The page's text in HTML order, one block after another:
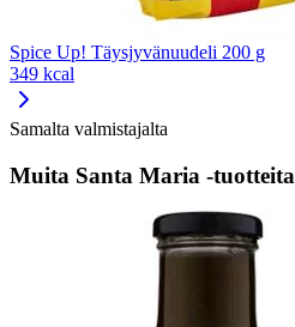
Spice Up! Täysjyvänuudeli 200 g
349 kcal
Samalta valmistajalta
Muita Santa Maria -tuotteita